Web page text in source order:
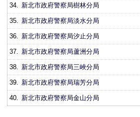
34. 新北市政府警察局樹林分局
35. 新北市政府警察局淡水分局
36. 新北市政府警察局汐止分局
37. 新北市政府警察局蘆洲分局
38. 新北市政府警察局三峽分局
39. 新北市政府警察局瑞芳分局
40. 新北市政府警察局金山分局